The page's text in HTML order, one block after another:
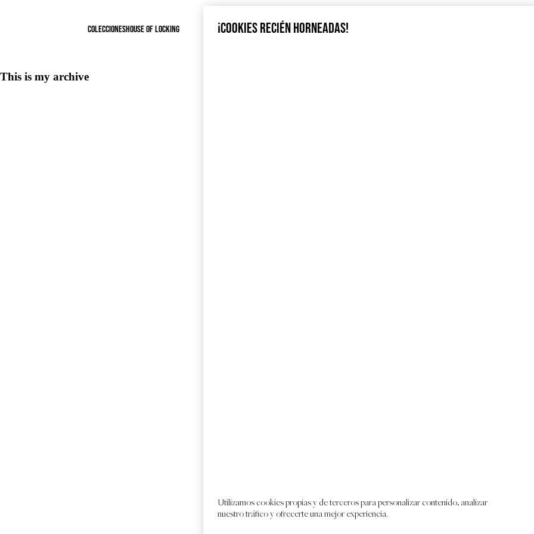
¡COOKIES RECIÉN HORNEADAS!
Utilizamos cookies propias y de terceros para personalizar contenido, analizar
nuestro tráfico y ofrecerte una mejor experiencia.
COLECCIONESHOUSE OF LOCKING
This is my archive